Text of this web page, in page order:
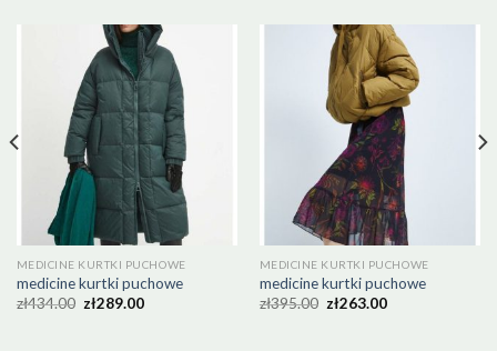
MEDICINE KURTKI PUCHOWE
medicine kurtki puchowe
zł434.00 zł289.00
MEDICINE KURTKI PUCHOWE
medicine kurtki puchowe
zł395.00 zł263.00